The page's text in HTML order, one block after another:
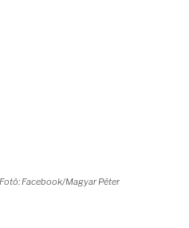
Facebook/Magyar Péter